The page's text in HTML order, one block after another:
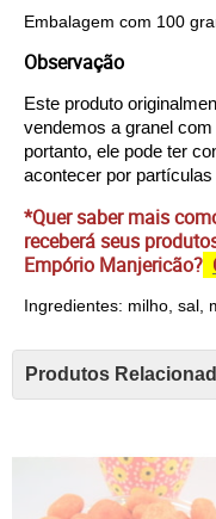
Embalagem com 100
Observação
Este produto
vendemos a granel
portanto, ele pode ter
acontecer por
*Quer saber mais
receberá seus
Empório Manjericão?
Ingredientes: milho, sal,
Produtos